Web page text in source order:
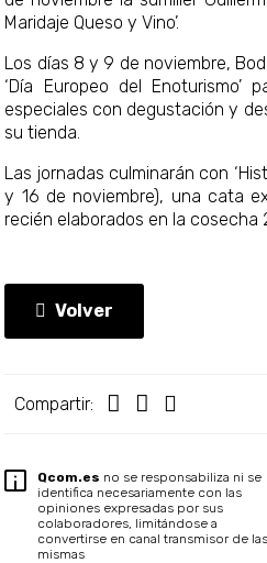
Maridaje Queso y Vino’.
Los días 8 y 9 de noviembre,
‘Día Europeo del
especiales con degustación y
su tienda.
Las jornadas culminarán con
y 16 de noviembre), una cata
recién elaborados en la cosecha
Volver
Compartir:
Qcom.es no se responsabiliza ni se
identifica necesariamente con las
opiniones expresadas por sus
colaboradores, limitándose a
convertirse en canal transmisor de las
mismas